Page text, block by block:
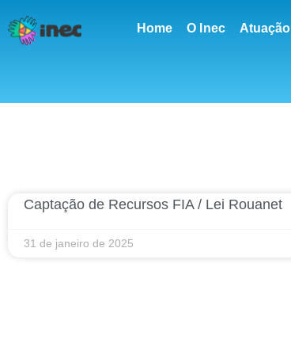
Home O Inec Atuação
Captação de Recursos FIA / Lei Rouanet
31 de janeiro de 2025